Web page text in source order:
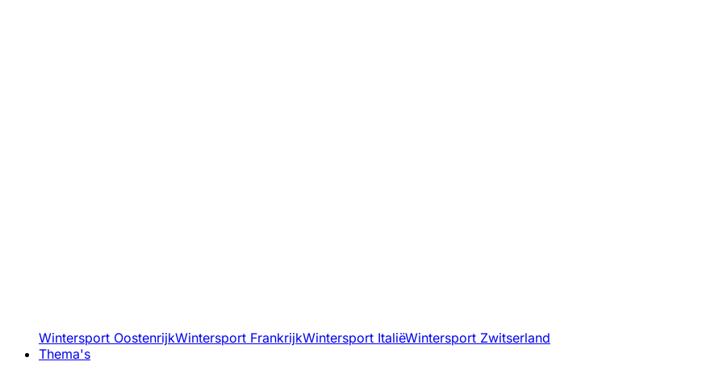
Wintersport OostenrijkWintersport FrankrijkWintersport ItaliëWintersport Zwitserland
Thema's